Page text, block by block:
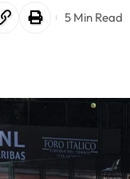
5 Min Read